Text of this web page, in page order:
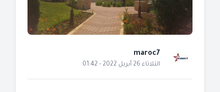
maroc7
الثلاثاء 26 أبريل 2022 - 01:42